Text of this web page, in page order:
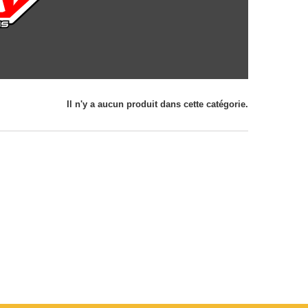
Il n'y a aucun produit dans cette catégorie.